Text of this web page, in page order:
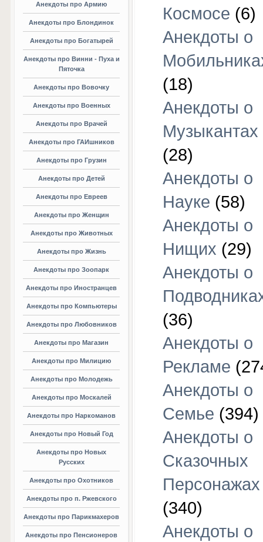
Анекдоты про Армию
Анекдоты про Блондинок
Анекдоты про Богатырей
Анекдоты про Винни - Пуха и
Пяточка
Анекдоты про Вовочку
Анекдоты про Военных
Анекдоты про Врачей
Анекдоты про ГАИшников
Анекдоты про Грузин
Анекдоты про Детей
Анекдоты про Евреев
Анекдоты про Женщин
Анекдоты про Животных
Анекдоты про Жизнь
Анекдоты про Зоопарк
Анекдоты про Иностранцев
Анекдоты про Компьютеры
Анекдоты про Любовников
Анекдоты про Магазин
Анекдоты про Милицию
Анекдоты про Молодежь
Анекдоты про Москалей
Анекдоты про Наркоманов
Анекдоты про Новый Год
Анекдоты про Новых
Русских
Анекдоты про Охотников
Анекдоты про п. Ржевского
Анекдоты про Парикмахеров
Анекдоты про Пенсионеров
Космосе (6)
Анекдоты о
(18)
Анекдоты о
Музыкантах
(28)
Анекдоты о
Науке (58)
Анекдоты о
Нищих (29)
Анекдоты о
(36)
Анекдоты о
Рекламе
Анекдоты о
Семье (394)
Анекдоты о
Сказочных
Персонажах
(340)
Анекдоты о